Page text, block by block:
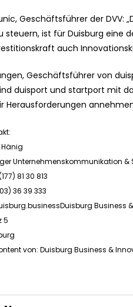
Geschäftsführer der DVV:
steuern, ist für Duisburg eine
auch
Geschäftsführer von
duisport und startport mit
Herausforderungen
Hänig
Unternehmenskommunikation
81 30 813
36 39 333
Business
5
von: Duisburg Business &